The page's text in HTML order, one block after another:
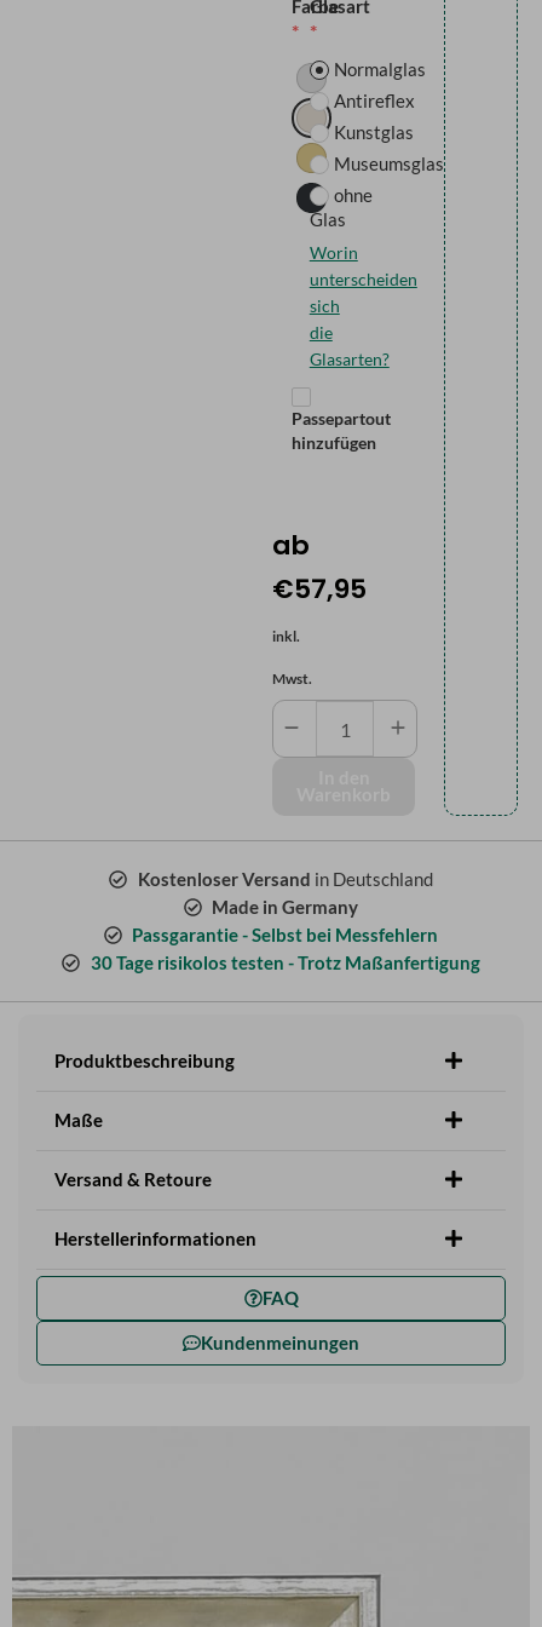
Farbe
Glasart
Normalglas
Antireflex
Kunstglas
Museumsglas
ohne
Glas
Worin
unterscheiden
sich
die
Glasarten?
Passepartout
hinzufügen
ab
€57,95
inkl.
Mwst.
Eleganter
Holzrahmen
Kostenloser Versand in Deutschland
Made in Germany
Passgarantie - Selbst bei Messfehlern
30 Tage risikolos testen - Trotz Maßanfertigung
Produktbeschreibung
Maße
Versand & Retoure
Herstellerinformationen
FAQ
Kundenmeinungen